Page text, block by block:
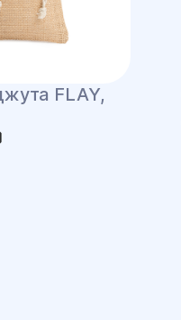
FLAY,